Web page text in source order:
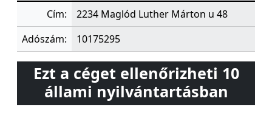
Cím:
2234 Maglód Luther Márton u 48
Adószám:
10175295
Ezt a céget ellenőrizheti 10
állami nyilvántartásban